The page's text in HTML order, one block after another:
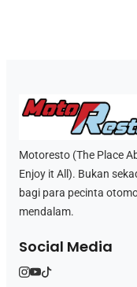
Motoresto (The Place
Enjoy it All). Bukan
bagi para pecinta
mendalam.
Social Media